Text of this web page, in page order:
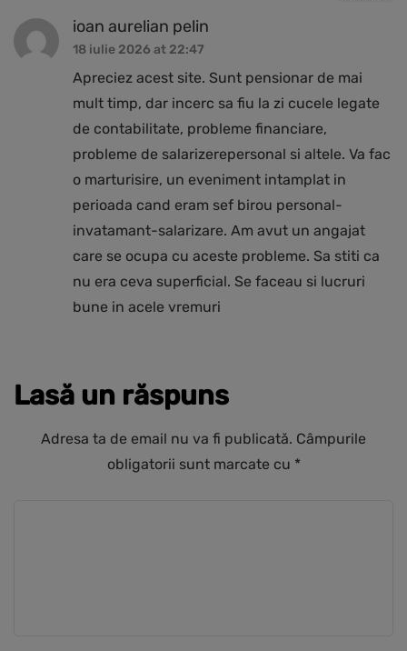
ioan aurelian pelin
18 iulie 2026 at 22:47
Apreciez acest site. Sunt pensionar de mai
mult timp, dar incerc sa fiu la zi cucele legate
de contabilitate, probleme financiare,
probleme de salarizerepersonal si altele. Va fac
o marturisire, un eveniment intamplat in
perioada cand eram sef birou personal-
invatamant-salarizare. Am avut un angajat
care se ocupa cu aceste probleme. Sa stiti ca
nu era ceva superficial. Se faceau si lucruri
bune in acele vremuri
Lasă un răspuns
Adresa ta de email nu va fi publicată. Câmpurile
obligatorii sunt marcate cu *